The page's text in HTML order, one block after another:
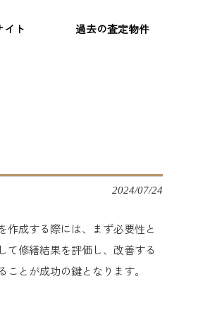
イト 過去の査定物件
2024/07/24
作成する際には、まず必要性と
て修繕結果を評価し、改善する
とが成功の鍵となります。